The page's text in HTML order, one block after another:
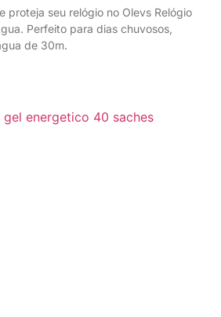
proteja seu relógio no Olevs Relógio
Perfeito para dias chuvosos,
de 30m.